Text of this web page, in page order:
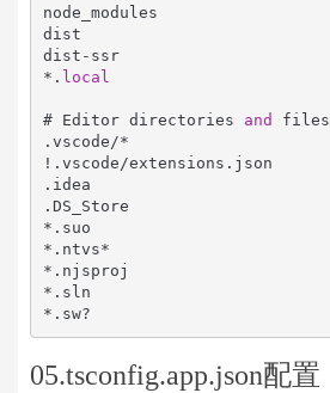
node_modules
dist
dist-ssr
*. local
# Editor directories and
files
.vscode/*
!.vscode/extensions.json
.idea
.DS_Store
*.suo
*.ntvs*
*.njsproj
*.sln
*.sw?
05.tsconfig.app.json配置